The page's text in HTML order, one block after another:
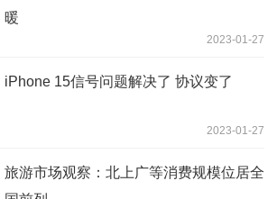
暖
2023-01-27
iPhone 15信号问题解决了 协议变了
2023-01-27
旅游市场观察：北上广等消费规模位居全